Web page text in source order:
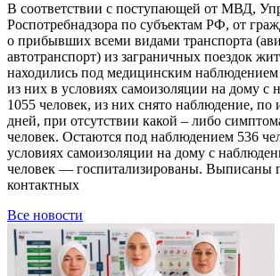
В соответствии с поступающей от МВД,
Роспотребнадзора по субъектам РФ, от
о прибывших всеми видами транспорта
автотранспорт) из заграничных поездок
находились под медицинским наблюдением
из них в условиях самоизоляции на дому с
1055 человек, из них снято наблюдение, по
дней, при отсутствии какой – либо
человек. Остаются под наблюдением 536
условиях самоизоляции на дому с
человек — госпитализированы. Выписаны
контактных
Все новости